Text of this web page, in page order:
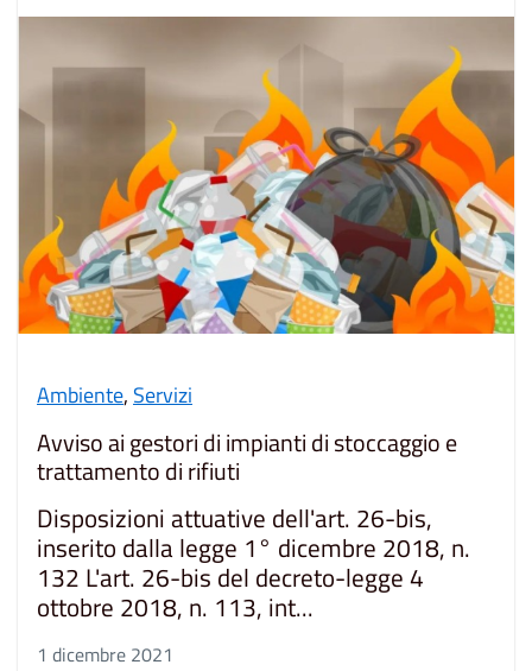
Ambiente, Servizi
Avviso ai gestori di impianti di stoccaggio e
trattamento di rifiuti
Disposizioni attuative dell'art. 26-bis,
inserito dalla legge 1° dicembre 2018, n.
132 L'art. 26-bis del decreto-legge 4
ottobre 2018, n. 113, int...
1 dicembre 2021